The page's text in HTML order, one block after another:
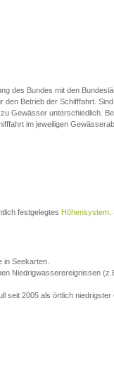
des Bundes mit den
Betrieb der Schifffahrt.
Gewässer unterschiedlich.
im jeweiligen
festgelegtes Höhensystem
in Seekarten.
Niedrigwasserereignissen
seit 2005 als örtlich